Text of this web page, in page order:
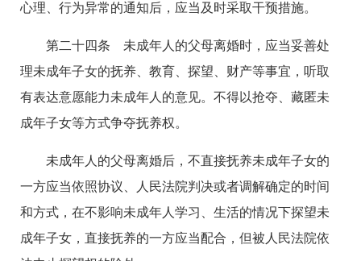
心理、行为异常的通知后，应当及时采取干预措施。
第二十四条 未成年人的父母离婚时，应当妥善处
理未成年子女的抚养、教育、探望、财产等事宜，听取
有表达意愿能力未成年人的意见。不得以抢夺、藏匿未
成年子女等方式争夺抚养权。
未成年人的父母离婚后，不直接抚养未成年子女的
一方应当依照协议、人民法院判决或者调解确定的时间
和方式，在不影响未成年人学习、生活的情况下探望未
成年子女，直接抚养的一方应当配合，但被人民法院依